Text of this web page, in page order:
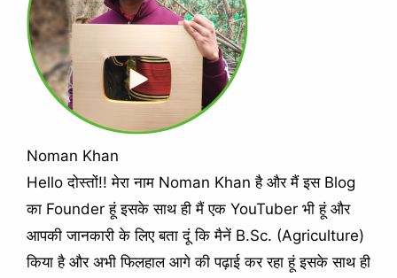
Noman Khan
Hello दोस्तों!! मेरा नाम Noman Khan है और मैं इस Blog
का Founder हूं इसके साथ ही मैं एक YouTuber भी हूं और
आपकी जानकारी के लिए बता दूं कि मैनें B.Sc. (Agriculture)
किया है और अभी फिलहाल आगे की पढ़ाई कर रहा हूं इसके साथ ही